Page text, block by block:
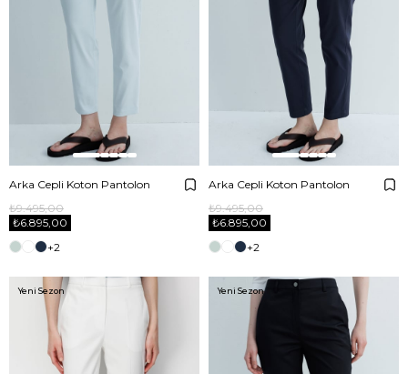
Arka Cepli Koton Pantolon
₺6.895,00
₺9.495,00
+2
Arka Cepli Koton Pantolon
₺6.895,00
₺9.495,00
+2
Yeni Sezon Yeni Sezon